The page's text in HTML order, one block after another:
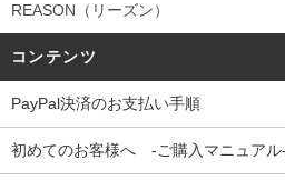
REASON（リーズン）
コンテンツ
PayPal決済のお支払い手順
初めてのお客様へ -ご購入マニュアル-